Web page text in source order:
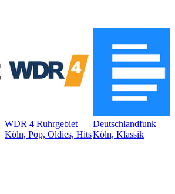
WDR 4 Ruhrgebiet
Köln, Pop, Oldies, Hits
Deutschlandfunk
Köln, Klassik